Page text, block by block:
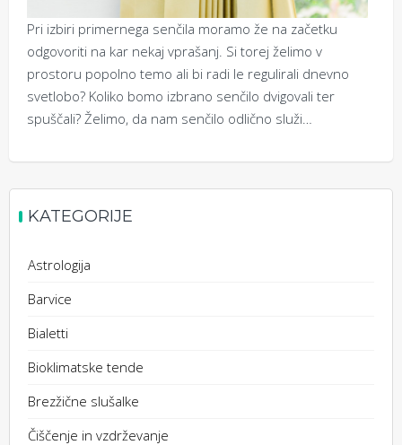
Pri izbiri primernega senčila moramo že na začetku
odgovoriti na kar nekaj vprašanj. Si torej želimo v
prostoru popolno temo ali bi radi le regulirali dnevno
svetlobo? Koliko bomo izbrano senčilo dvigovali ter
spuščali? Želimo, da nam senčilo odlično služi…
KATEGORIJE
Astrologija
Barvice
Bialetti
Bioklimatske tende
Brezžične slušalke
Čiščenje in vzdrževanje